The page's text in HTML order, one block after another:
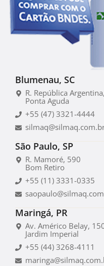
Blumenau, SC
R. República
Ponta Aguda
+55 (47) 3321-4444
São Paulo, SP
R. Mamoré, 590
Bom Retiro
+55 (11) 3331-0335
Maringá, PR
Av. Américo Belay,
Jardim Imperial
+55 (44) 3268-4111